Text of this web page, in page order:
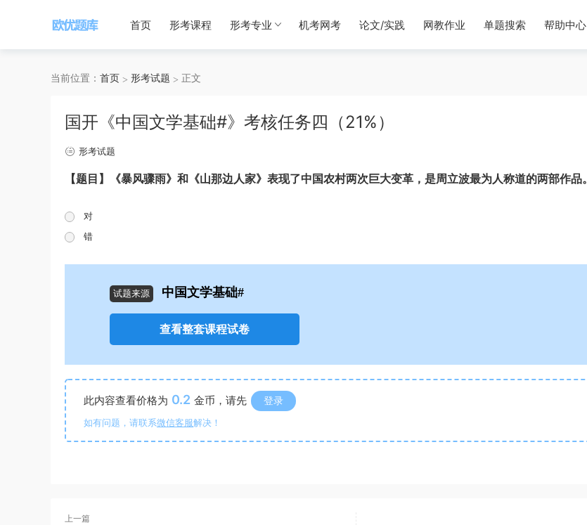
首页 形考课程 形考专业 机考网考 论文/实践 网教作业 单题搜索 帮助中心
当前位置： 首页 形考试题 正文
国开《中国文学基础#》考核任务四（21%）
形考试题
【题目】《暴风骤雨》和《山那边人家》表现了中国农村两次巨大变革，是周立波最为人称道的两部作品。
对
错
试题来源 中国文学基础#
查看整套课程试卷
此内容查看价格为 0.2 金币，请先 登录
如有问题，请联系微信客服解决！
上一篇